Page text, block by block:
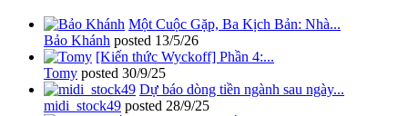
Một Cuộc Gặp, Ba Kịch Bản: Nhà...
Bảo Khánh posted 13/5/26
[Kiến thức Wyckoff] Phần 4:...
Tomy posted 30/9/25
Dự báo dòng tiền ngành sau ngày...
midi_stock49 posted 28/9/25